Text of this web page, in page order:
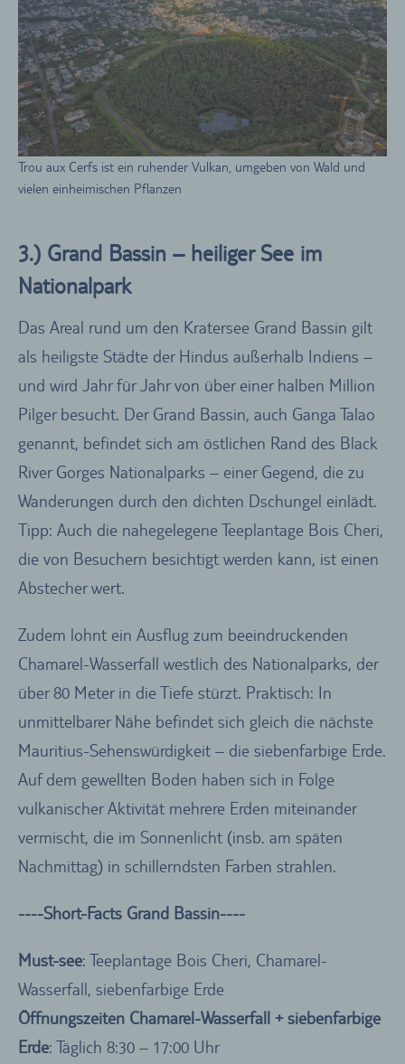
Trou aux Cerfs ist ein ruhender Vulkan, umgeben von Wald und
vielen einheimischen Pflanzen
3.) Grand Bassin – heiliger See im
Nationalpark
Das Areal rund um den Kratersee Grand Bassin gilt
als heiligste Städte der Hindus außerhalb Indiens –
und wird Jahr für Jahr von über einer halben Million
Pilger besucht. Der Grand Bassin, auch Ganga Talao
genannt, befindet sich am östlichen Rand des Black
River Gorges Nationalparks – einer Gegend, die zu
Wanderungen durch den dichten Dschungel einlädt.
Tipp: Auch die nahegelegene Teeplantage Bois Cheri,
die von Besuchern besichtigt werden kann, ist einen
Abstecher wert.
Zudem lohnt ein Ausflug zum beeindruckenden
Chamarel-Wasserfall westlich des Nationalparks, der
über 80 Meter in die Tiefe stürzt. Praktisch: In
unmittelbarer Nähe befindet sich gleich die nächste
Mauritius-Sehenswürdigkeit – die siebenfarbige Erde.
Auf dem gewellten Boden haben sich in Folge
vulkanischer Aktivität mehrere Erden miteinander
vermischt, die im Sonnenlicht (insb. am späten
Nachmittag) in schillerndsten Farben strahlen.
----Short-Facts Grand Bassin----
Must-see: Teeplantage Bois Cheri, Chamarel-
Wasserfall, siebenfarbige Erde
Öffnungszeiten Chamarel-Wasserfall + siebenfarbige
Erde: Täglich 8:30 – 17:00 Uhr